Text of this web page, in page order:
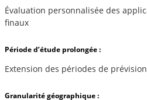
Évaluation personnalisée des
finaux
Période d’étude prolongée :
Extension des périodes de
Granularité géographique :